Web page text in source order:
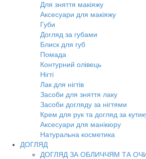
Для зняття макіяжу
Аксесуари для макіяжу
Губи
Догляд за губами
Блиск для губ
Помада
Контурний олівець
Нігті
Лак для нігтів
Засоби для зняття лаку
Засоби догляду за нігтями
Крем для рук та догляд за
Аксесуари для манікюру
Натуральна косметика
ДОГЛЯД
ДОГЛЯД ЗА ОБЛИЧЧЯМ ТА